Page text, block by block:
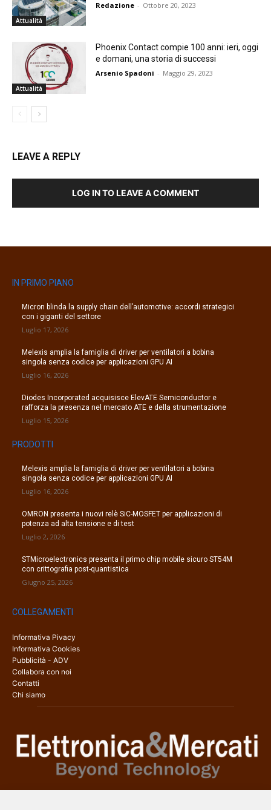
Attualità
Redazione - Ottobre 20, 2023
Attualità
Phoenix Contact compie 100 anni: ieri, oggi
e domani, una storia di successi
Arsenio Spadoni - Maggio 29, 2023
LEAVE A REPLY
LOG IN TO LEAVE A COMMENT
IN PRIMO PIANO
Micron blinda la supply chain dell’automotive: accordi strategici
con i giganti del settore
Luglio 17, 2026
Melexis amplia la famiglia di driver per ventilatori a bobina
singola senza codice per applicazioni GPU AI
Luglio 16, 2026
Diodes Incorporated acquisisce ElevATE Semiconductor e
rafforza la presenza nel mercato ATE e della strumentazione
Luglio 15, 2026
PRODOTTI
Melexis amplia la famiglia di driver per ventilatori a bobina
singola senza codice per applicazioni GPU AI
Luglio 16, 2026
OMRON presenta i nuovi relè SiC-MOSFET per applicazioni di
potenza ad alta tensione e di test
Luglio 2, 2026
STMicroelectronics presenta il primo chip mobile sicuro ST54M
con crittografia post-quantistica
Giugno 25, 2026
COLLEGAMENTI
Informativa Pivacy
Informativa Cookies
Pubblicità - ADV
Collabora con noi
Contatti
Chi siamo